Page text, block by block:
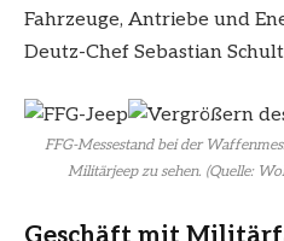
Fahrzeuge, Antriebe und
Deutz-Chef Sebastian
FFG-Messestand bei der
Militärjeep zu sehen. (Quelle: